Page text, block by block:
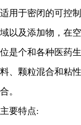
适用于密闭的可控
域以及添加物，在
位是个和各种医药
料、颗粒混合和粘
合。
主要特点: